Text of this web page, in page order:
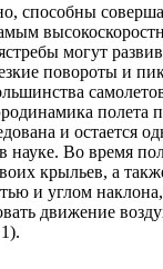
способны
могут
повороты и
полета
и остается
науке. Во время
крыльев, а
и углом
движение